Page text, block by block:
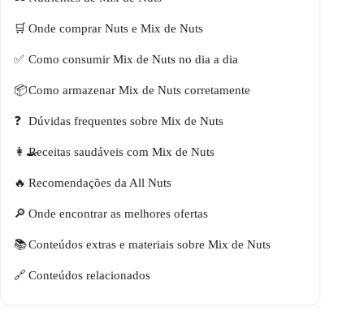
Onde comprar Nuts e Mix de Nuts
Como consumir Mix de Nuts no dia a dia
Como armazenar Mix de Nuts corretamente
Dúvidas frequentes sobre Mix de Nuts
Receitas saudáveis com Mix de Nuts
Recomendações da All Nuts
Onde encontrar as melhores ofertas
Conteúdos extras e materiais sobre Mix de Nuts
Conteúdos relacionados